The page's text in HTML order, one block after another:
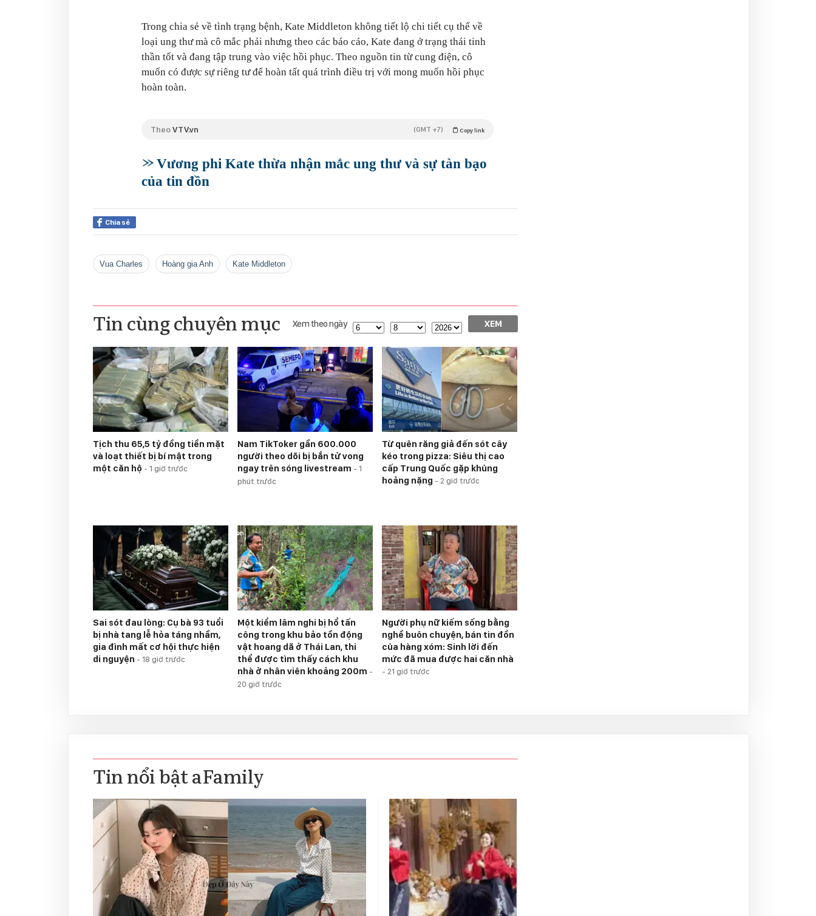
Trong chia sẻ về tình trạng bệnh, Kate Middleton không tiết lộ chi tiết cụ thể về
loại ung thư mà cô mắc phải nhưng theo các báo cáo, Kate đang ở trạng thái tinh
thần tốt và đang tập trung vào việc hồi phục. Theo nguồn tin từ cung điện, cô
muốn có được sự riêng tư để hoàn tất quá trình điều trị với mong muốn hồi phục
hoàn toàn.
TheoVTV.vn Copy link
(GMT +7)
Vương phi Kate thừa nhận mắc ung thư và sự tàn bạo
của tin đồn
Chia sẻ
Vua Charles Hoàng gia Anh Kate Middleton
Tin cùng chuyên mục Xem theo ngày XEM
Tịch thu 65,5 tỷ đồng tiền mặt
và loạt thiết bị bí mật trong
một căn hộ - 1 giờ trước
Nam TikToker gần 600.000
người theo dõi bị bắn tử vong
ngay trên sóng livestream - 1
phút trước
Từ quên răng giả đến sót cây
kéo trong pizza: Siêu thị cao
cấp Trung Quốc gặp khủng
hoảng nặng - 2 giờ trước
Sai sót đau lòng: Cụ bà 93 tuổi
bị nhà tang lễ hỏa táng nhầm,
gia đình mất cơ hội thực hiện
di nguyện - 18 giờ trước
Một kiểm lâm nghi bị hổ tấn
công trong khu bảo tồn động
vật hoang dã ở Thái Lan, thi
thể được tìm thấy cách khu
nhà ở nhân viên khoảng 200m -
20 giờ trước
Người phụ nữ kiếm sống bằng
nghề buôn chuyện, bán tin đồn
của hàng xóm: Sinh lời đến
mức đã mua được hai căn nhà
- 21 giờ trước
Tin nổi bật aFamily